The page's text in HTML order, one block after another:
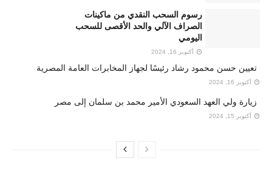
رسوم السحب النقدي من ماكينات
الصراف الآلي والحد الأقصى للسحب
اليومي
أكتوبر 16, 2024
تعيين حسن محمود رشاد رئيسًا لجهاز المخابرات العامة المصرية
أكتوبر 16, 2024
زيارة ولي العهد السعودي الأمير محمد بن سلمان إلى مصر
أكتوبر 15, 2024